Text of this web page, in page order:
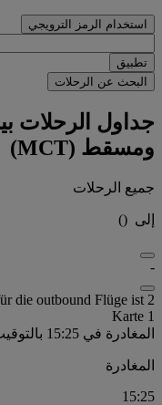
استخدام الرمز الترويجي
تطبيق
البحث عن الرحلات
ومسقط (MCT)
جميع الرحلات
إلى (
)
-
die outbound Flüge ist 2
Karte 1
المغادرة في 15:25 بالتوقيت المحلي من مطار دوسلدورف (DUS)
المغادرة
15:25